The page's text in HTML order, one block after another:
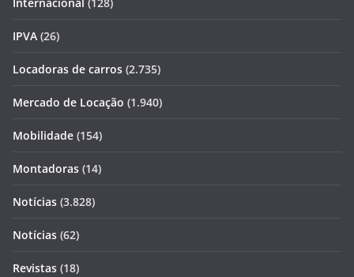
Internacional (128)
IPVA (26)
Locadoras de carros (2.735)
Mercado de Locação (1.940)
Mobilidade (154)
Montadoras (14)
Notícias (3.828)
Notícias (62)
Revistas (18)